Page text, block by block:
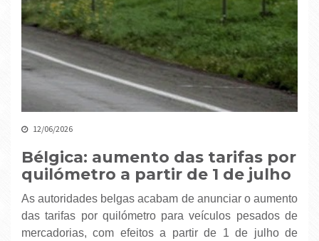
12/06/2026
Bélgica: aumento das tarifas por
quilómetro a partir de 1 de julho
As autoridades belgas acabam de anunciar o aumento
das tarifas por quilómetro para veículos pesados ​​de
mercadorias, com efeitos a partir de 1 de julho de